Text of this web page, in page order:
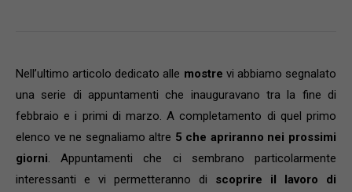
Nell’ultimo articolo dedicato alle mostre vi abbiamo segnalato
una serie di appuntamenti che inauguravano tra la fine di
febbraio e i primi di marzo. A completamento di quel primo
elenco ve ne segnaliamo altre 5 che apriranno nei prossimi
giorni . Appuntamenti che ci sembrano particolarmente
interessanti e vi permetteranno di scoprire il lavoro di